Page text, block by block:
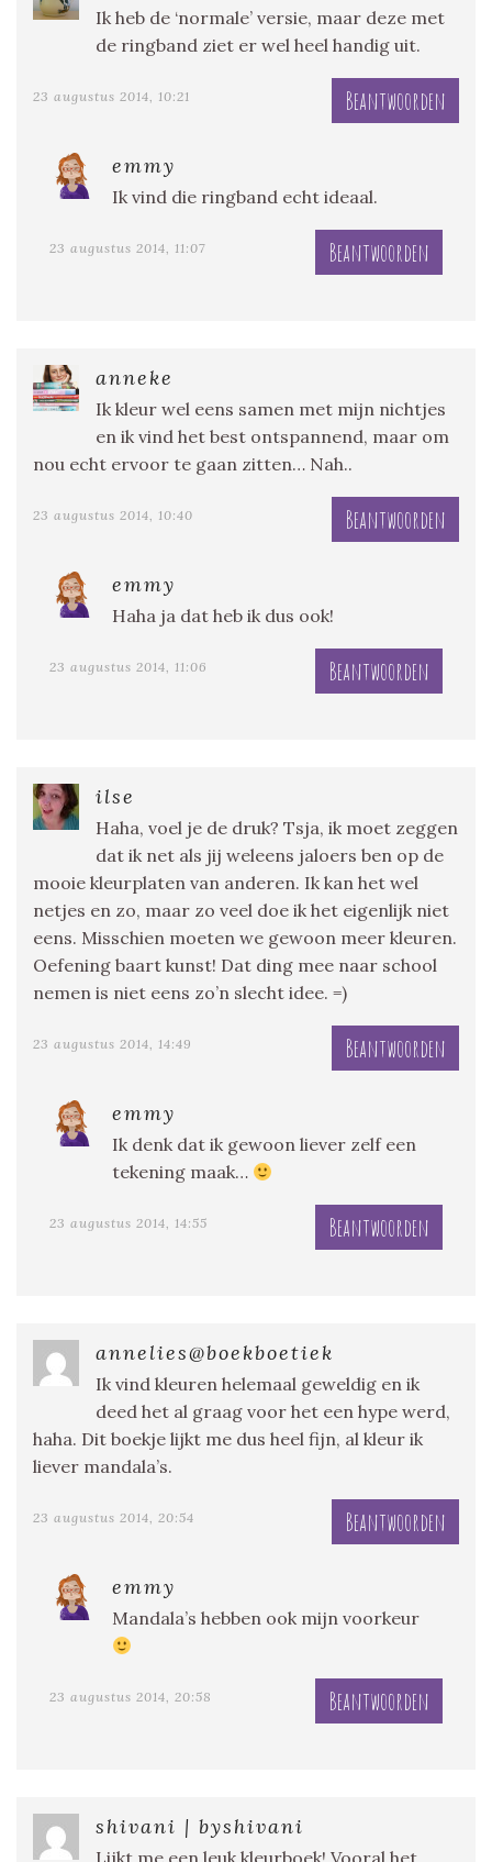
Ik heb de ‘normale’ versie, maar deze met
de ringband ziet er wel heel handig uit.
23 augustus 2014, 10:21 Beantwoorden
emmy
Ik vind die ringband echt ideaal.
23 augustus 2014, 11:07 Beantwoorden
anneke
Ik kleur wel eens samen met mijn nichtjes
en ik vind het best ontspannend, maar om
nou echt ervoor te gaan zitten… Nah..
23 augustus 2014, 10:40 Beantwoorden
emmy
Haha ja dat heb ik dus ook!
23 augustus 2014, 11:06 Beantwoorden
ilse
Haha, voel je de druk? Tsja, ik moet zeggen
dat ik net als jij weleens jaloers ben op de
mooie kleurplaten van anderen. Ik kan het wel
netjes en zo, maar zo veel doe ik het eigenlijk niet
eens. Misschien moeten we gewoon meer kleuren.
Oefening baart kunst! Dat ding mee naar school
nemen is niet eens zo’n slecht idee. =)
23 augustus 2014, 14:49 Beantwoorden
emmy
Ik denk dat ik gewoon liever zelf een
tekening maak…
23 augustus 2014, 14:55 Beantwoorden
annelies@boekboetiek
Ik vind kleuren helemaal geweldig en ik
deed het al graag voor het een hype werd,
haha. Dit boekje lijkt me dus heel fijn, al kleur ik
liever mandala’s.
23 augustus 2014, 20:54 Beantwoorden
emmy
Mandala’s hebben ook mijn voorkeur
23 augustus 2014, 20:58 Beantwoorden
shivani | byshivani